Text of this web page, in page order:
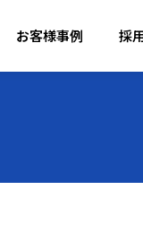
お客様事例 採